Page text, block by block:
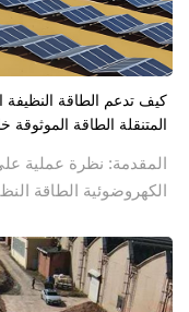
كيف تدعم الطاقة النظيفة
المتنقلة الطاقة الموثوقة
المقدمة: نظرة عملية
الكهروضوئية الطاقة